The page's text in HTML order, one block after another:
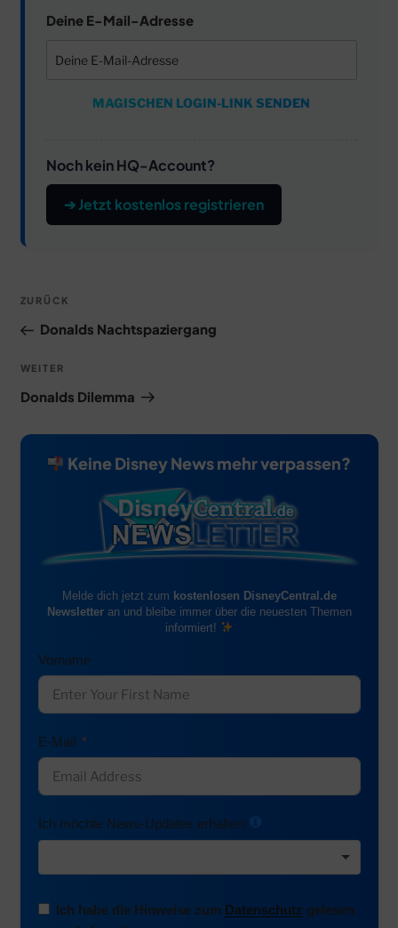
Deine E-Mail-Adresse
MAGISCHEN LOGIN-LINK SENDEN
Noch kein HQ-Account?
➔ Jetzt kostenlos registrieren
Beitragsnavigation
Vorheriger
Beitrag
ZURÜCK
Donalds Nachtspaziergang
Nächster
Beitrag
WEITER
Donalds Dilemma
Keine Disney News mehr verpassen?
Melde dich jetzt zum kostenlosen DisneyCentral.de
Newsletteran und bleibe immer über die neuesten Themen
informiert!
Vorname
E-Mail
Ich möchte News-Updates erhalten:
Ich habe die Hinweise zum Datenschutz gelesen